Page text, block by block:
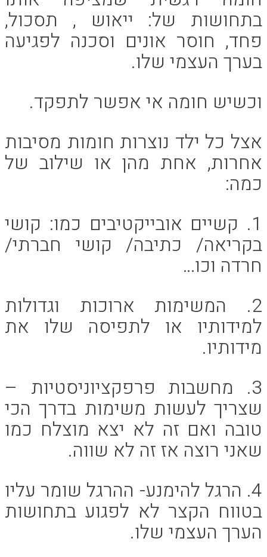
בתחושות של: ייאוש , תסכול,
פחד, חוסר אונים וסכנה לפגיעה
בערך העצמי שלו.
וכשיש חומה אי אפשר לתפקד.
אצל כל ילד נוצרות חומות מסיבות
אחרות, אחת מהן או שילוב של
כמה:
1. קשיים אובייקטיבים כמו: קושי
בקריאה/ כתיבה/ קושי חברתי/
חרדה וכו…
2. המשימות ארוכות וגדולות
למידותיו או לתפיסה שלו את
מידותיו.
3. מחשבות פרפקציוניסטיות –
שצריך לעשות משימות בדרך הכי
טובה ואם זה לא יצא מוצלח כמו
שאני רוצה אז זה לא שווה.
4. הרגל להימנע- ההרגל שומר עליו
בטווח הקצר לא לפגוע בתחושות
הערך העצמי שלו.